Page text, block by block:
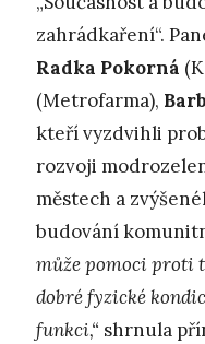
zahrádkaření“.
Radka Pokorná
(Metrofarma),
kteří vyzdvihli
rozvoji
městech a
budování
může pomoci proti
dobré fyzické
funkci,“ shrnula